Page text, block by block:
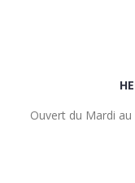
Ouvert du Mardi au